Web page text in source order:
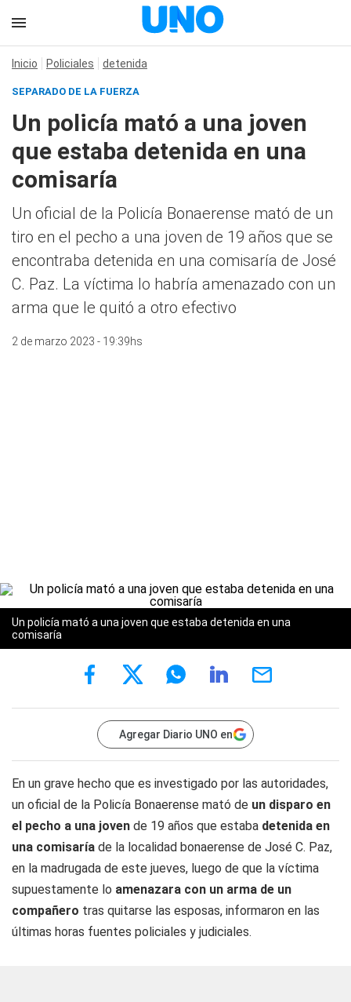
Inicio Policiales detenida
SEPARADO DE LA FUERZA
Un policía mató a una joven
que estaba detenida en una
comisaría
Un oficial de la Policía Bonaerense mató de un
tiro en el pecho a una joven de 19 años que se
encontraba detenida en una comisaría de José
C. Paz. La víctima lo habría amenazado con un
arma que le quitó a otro efectivo
2 de marzo 2023 - 19:39hs
Un policía mató a una joven que estaba detenida en una
comisaría
Agregar Diario UNO en
En un grave hecho que es investigado por las autoridades,
un oficial de la Policía Bonaerense mató de un disparo en
el pecho a una joven de 19 años que estaba detenida en
una comisaría de la localidad bonaerense de José C. Paz,
en la madrugada de este jueves, luego de que la víctima
supuestamente lo amenazara con un arma de un
compañero tras quitarse las esposas, informaron en las
últimas horas fuentes policiales y judiciales.